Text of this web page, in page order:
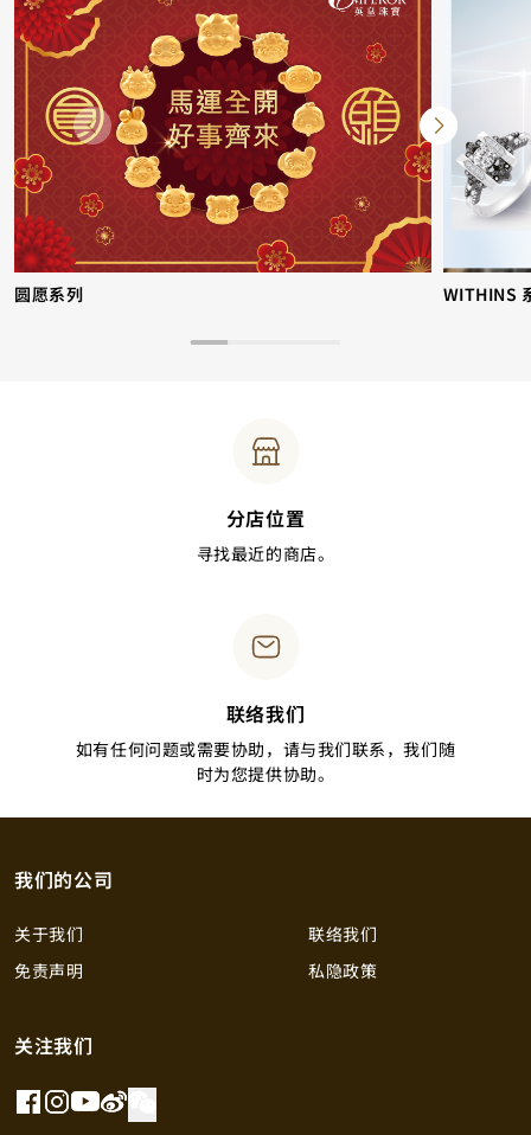
圆愿系列 WITHINS
分店位置
寻找最近的商店。
联络我们
如有任何问题或需要协助，请与我们联系，我们随
时为您提供协助。
我们的公司
关于我们
联络我们
免责声明
私隐政策
关注我们